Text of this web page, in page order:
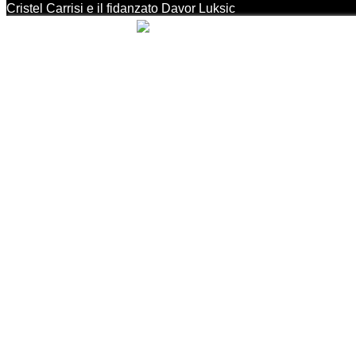
Cristel Carrisi e il fidanzato Davor Luksic